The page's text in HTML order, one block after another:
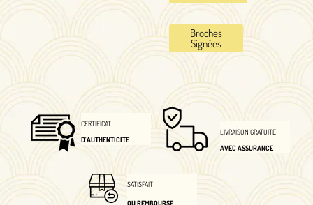
CERTIFICAT
D'AUTHENTICITE
LIVRAISON GRATUITE
AVEC ASSURANCE
SATISFAIT
OU REMBOURSE
Broches
Signées